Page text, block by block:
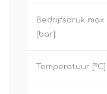
Bedrijfsdruk max.
[bar]:
Temperatuur [°C]: